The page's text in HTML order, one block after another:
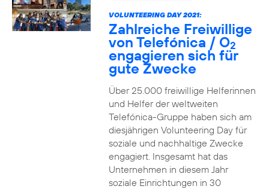
VOLUNTEERING DAY 2021:
Zahlreiche Freiwillige
von Telefónica / O2
engagieren sich für
gute Zwecke
Über 25.000 freiwillige Helferinnen
und Helfer der weltweiten
Telefónica-Gruppe haben sich am
diesjährigen Volunteering Day für
soziale und nachhaltige Zwecke
engagiert. Insgesamt hat das
Unternehmen in diesem Jahr
soziale Einrichtungen in 30